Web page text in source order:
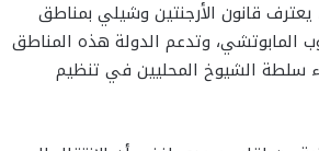
يعترف قانون الأرجنتين وشيلي بمناطق
المابوتشي، وتدعم الدولة هذه المناطق
سلطة الشيوخ المحليين في تنظيم